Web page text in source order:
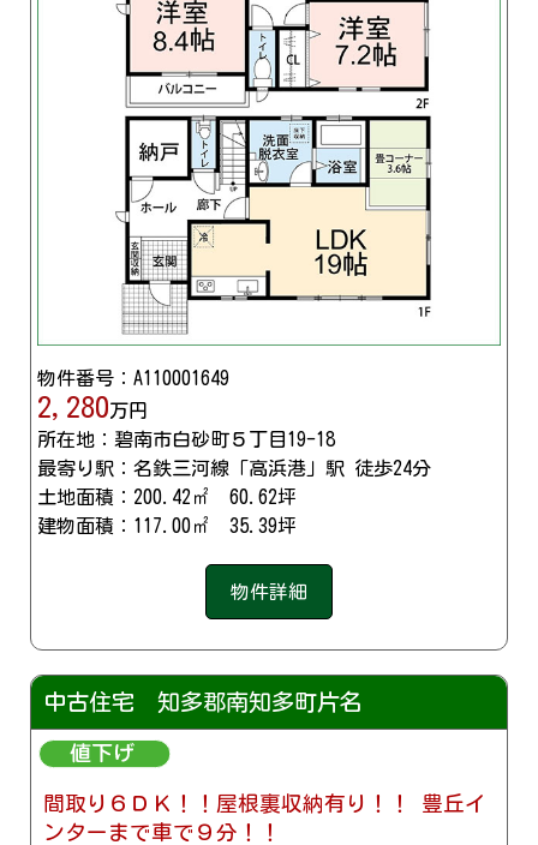
物件番号：A110001649
2,280万円
所在地：碧南市白砂町５丁目19-18
最寄り駅：名鉄三河線「高浜港」駅 徒歩24分
土地面積：200.42㎡ 60.62坪
建物面積：117.00㎡ 35.39坪
物件詳細
中古住宅 知多郡南知多町片名
間取り６ＤＫ！！屋根裏収納有り！！ 豊丘イ
ンターまで車で９分！！